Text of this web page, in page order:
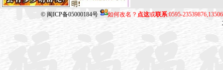
© 闽ICP备05000184号 如何改名？ 点这或联系:0595-